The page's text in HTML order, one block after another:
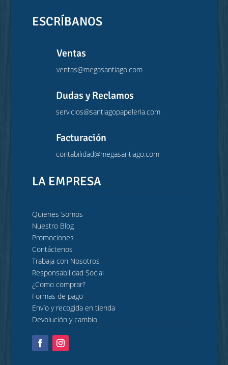
ESCRÍBANOS
Ventas
ventas@megasantiago.com
Dudas y Reclamos
servicios@santiagopapeleria.com
Facturación
contabilidad@megasantiago.com
LA EMPRESA
Quienes Somos
Nuestro Blog
Promociones
Contáctenos
Trabaja con Nosotros
Responsabilidad Social
¿Como comprar?
Formas de pago
Envío y recogida en tienda
Devolución y cambio